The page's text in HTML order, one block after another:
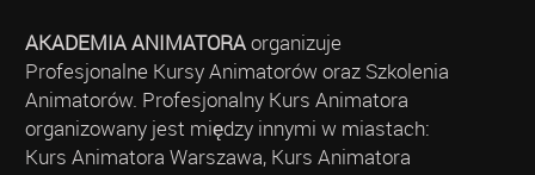
AKADEMIA ANIMATORAorganizuje
Profesjonalne Kursy Animatorów oraz Szkolenia
Animatorów. Profesjonalny Kurs Animatora
organizowany jest między innymi w miastach:
Kurs Animatora Warszawa, Kurs Animatora